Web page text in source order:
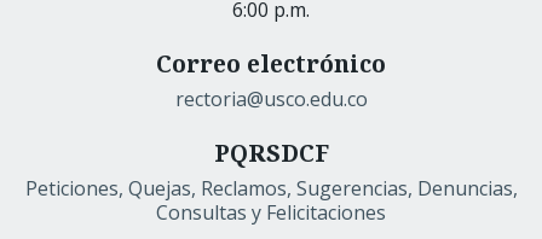
6:00 p.m.
Correo electrónico
rectoria@usco.edu.co
PQRSDCF
Peticiones, Quejas, Reclamos, Sugerencias, Denuncias,
Consultas y Felicitaciones